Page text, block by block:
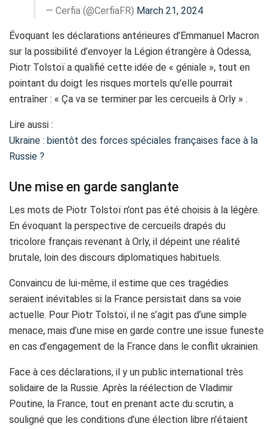
— Cerfia (@CerfiaFR) March 21, 2024
Évoquant les déclarations antérieures d’Emmanuel Macron
sur la possibilité d’envoyer la Légion étrangère à Odessa,
Piotr Tolstoï a qualifié cette idée de « géniale », tout en
pointant du doigt les risques mortels qu’elle pourrait
entraîner : « Ça va se terminer par les cercueils à Orly » .
Lire aussi :
Ukraine : bientôt des forces spéciales françaises face à la
Russie ?
Une mise en garde sanglante
Les mots de Piotr Tolstoï n’ont pas été choisis à la légère.
En évoquant la perspective de cercueils drapés du
tricolore français revenant à Orly, il dépeint une réalité
brutale, loin des discours diplomatiques habituels.
Convaincu de lui-même, il estime que ces tragédies
seraient inévitables si la France persistait dans sa voie
actuelle. Pour Piotr Tolstoï, il ne s’agit pas d’une simple
menace, mais d’une mise en garde contre une issue funeste
en cas d’engagement de la France dans le conflit ukrainien.
Face à ces déclarations, il y un public international très
solidaire de la Russie. Après la réélection de Vladimir
Poutine, la France, tout en prenant acte du scrutin, a
souligné que les conditions d’une élection libre n’étaient